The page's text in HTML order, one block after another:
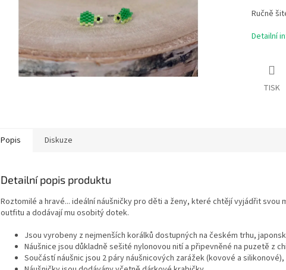
Ručně
Detailní
TISK
Popis Diskuze
Detailní popis produktu
Roztomilé a hravé... ideální náušničky pro děti a ženy, které chtějí vyjádřit svou
outfitu a dodávají mu osobitý dotek.
Jsou vyrobeny z nejmenších korálků dostupných na českém trhu,
Náušnice jsou důkladně sešité nylonovou nití a připevněné na puzetě z
Součástí náušnic jsou 2 páry náušnicových zarážek (kovové a